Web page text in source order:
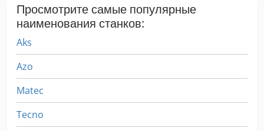
Просмотрите самые популярные
наименования станков:
Aks
Azo
Matec
Tecno